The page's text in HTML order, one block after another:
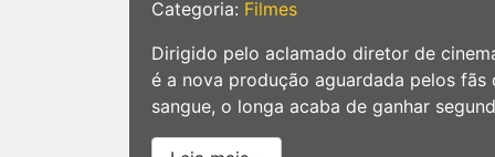
Categoria: Filmes
Dirigido pelo aclamado diretor de cinema
é a nova produção aguardada pelos
sangue, o longa acaba de ganhar